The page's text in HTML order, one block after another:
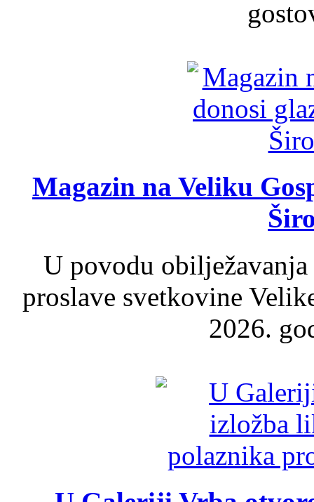
Magazin na Veliku
U povodu
proslave svetkovine
2026.